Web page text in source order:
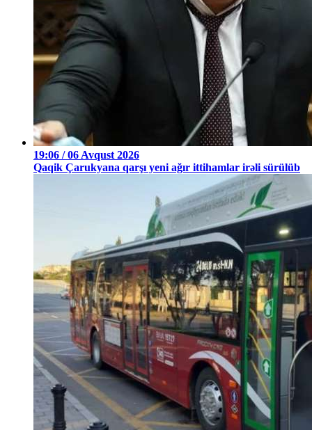
19:06 / 06 Avqust 2026
Qaqik Çarukyana qarşı yeni ağır ittihamlar irəli sürülüb